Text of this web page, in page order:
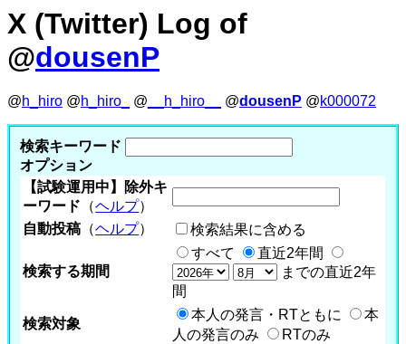
X (Twitter) Log of
@dousenP
@h_hiro @h_hiro_ @ __h_hiro__ @dousenP @k000072
検索キーワード
オプション
【試験運用中】除外キ
ーワード （ヘルプ）
自動投稿 （ヘルプ） 検索結果に含める
検索する期間
すべて
直近2年間
までの直近2年
間
検索対象
本人の発言・RTともに
本
人の発言のみ
RTのみ